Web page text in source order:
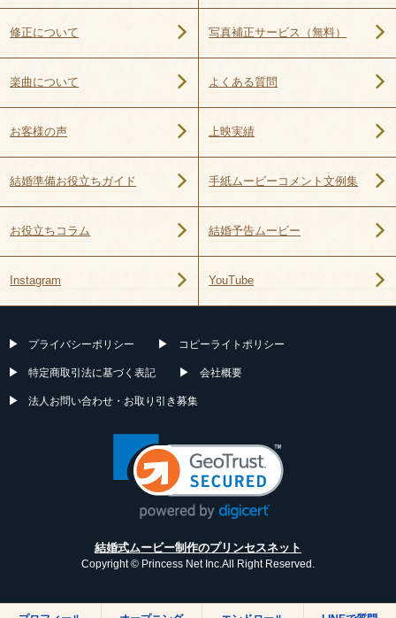
修正について 写真補正サービス（無料）
楽曲について よくある質問
お客様の声 上映実績
結婚準備お役立ちガイド 手紙ムービーコメント文例集
お役立ちコラム 結婚予告ムービー
Instagram YouTube
プライバシーポリシー コピーライトポリシー
特定商取引法に基づく表記 会社概要
法人お問い合わせ・お取り引き募集
結婚式ムービー制作のプリンセスネット
Copyright © Princess Net Inc.All Right Reserved.